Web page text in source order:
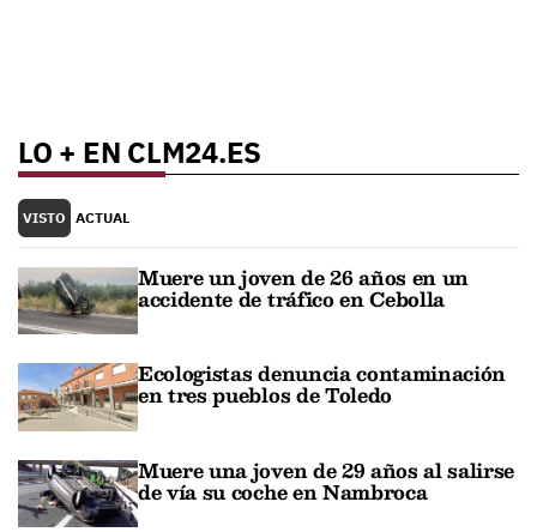
LO + EN CLM24.ES
VISTO ACTUAL
Muere un joven de 26 años en un
accidente de tráfico en Cebolla
Ecologistas denuncia contaminación
en tres pueblos de Toledo
Muere una joven de 29 años al salirse
de vía su coche en Nambroca